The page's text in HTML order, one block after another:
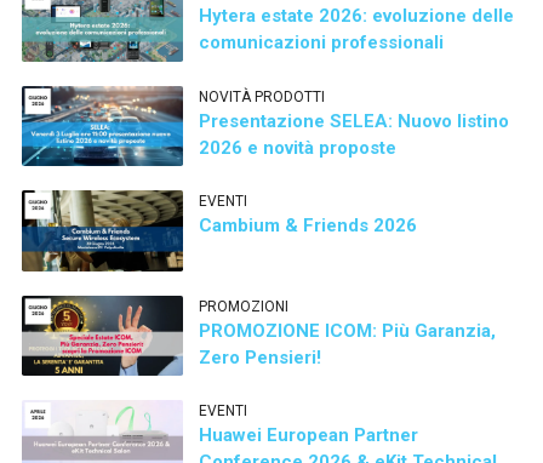
Hytera estate 2026: evoluzione delle
comunicazioni professionali
NOVITÀ PRODOTTI
Presentazione SELEA: Nuovo listino
2026 e novità proposte
EVENTI
Cambium & Friends 2026
PROMOZIONI
PROMOZIONE ICOM: Più Garanzia,
Zero Pensieri!
EVENTI
Huawei European Partner